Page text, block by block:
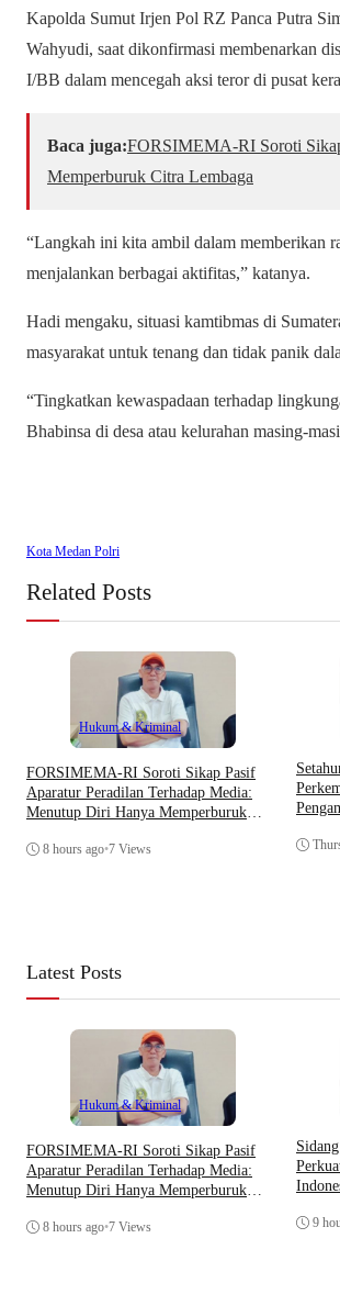
Kapolda Sumut Irjen Pol RZ Panca Putra
Wahyudi, saat dikonfirmasi membenarkan
I/BB dalam mencegah aksi teror di pusat
Baca juga:​FORSIMEMA-RI Soroti
Memperburuk Citra Lembaga
“Langkah ini kita ambil dalam memberikan
menjalankan berbagai aktifitas,” katanya.
Hadi mengaku, situasi kamtibmas di
masyarakat untuk tenang dan tidak panik
“Tingkatkan kewaspadaan terhadap
Bhabinsa di desa atau kelurahan masing-
Kota Medan Polri
Related Posts
Hukum & Kriminal
​FORSIMEMA-RI Soroti Sikap Pasif
Aparatur Peradilan Terhadap Media:
Menutup Diri Hanya Memperburuk
8 hours ago•7 Views
Latest Posts
Hukum & Kriminal
​FORSIMEMA-RI Soroti Sikap Pasif
Aparatur Peradilan Terhadap Media:
Menutup Diri Hanya Memperburuk
8 hours ago•7 Views 9